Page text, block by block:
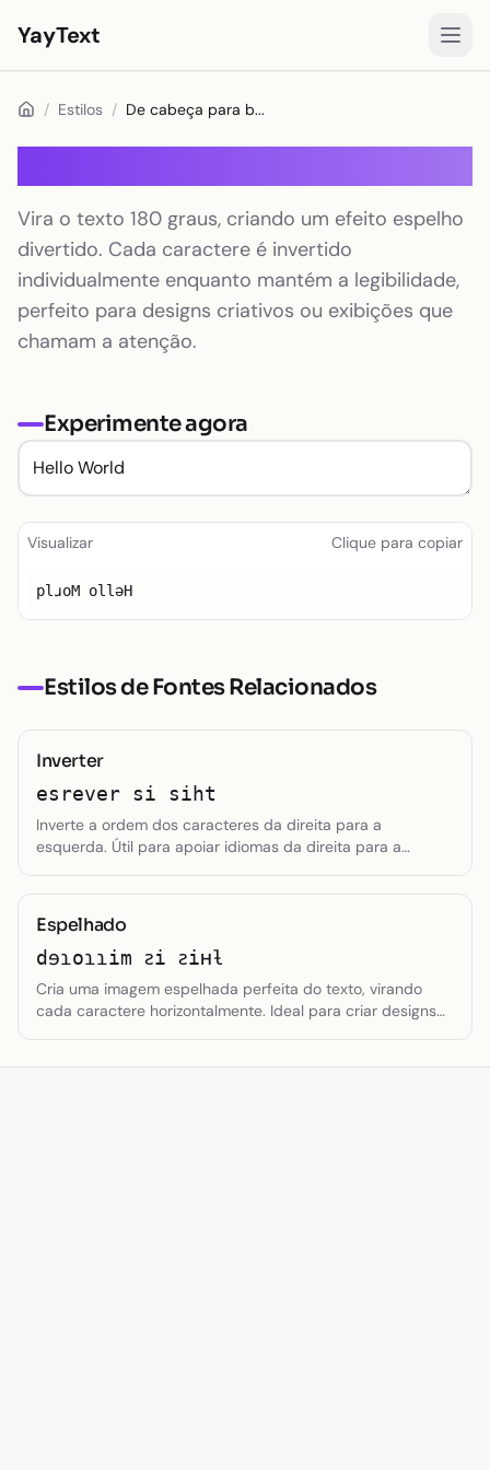
YayText
Estilos
Jogar🚀
Fontes para Instagram
Fontes para Facebook
Fontes para TikTok
Fontes para Twitter/X
Texto estético
Texto pequeno
/ Estilos / De cabeça para b...
Vira o texto 180 graus, criando um efeito espelho
divertido. Cada caractere é invertido
individualmente enquanto mantém a legibilidade,
perfeito para designs criativos ou exibições que
chamam a atenção.
Experimente agora
Visualizar Clique para copiar
plɹoM ollǝH
Estilos de Fontes Relacionados
Inverter
esrever si siht
Inverte a ordem dos caracteres da direita para a
esquerda. Útil para apoiar idiomas da direita para a
Espelhado
dɘɿoɿɿim ꙅi ꙅiʜƚ
Cria uma imagem espelhada perfeita do texto, virando
cada caractere horizontalmente. Ideal para criar designs